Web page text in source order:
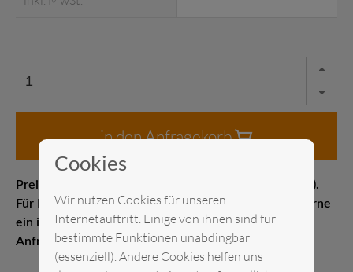
in den Anfragekorb
Preis pro Stück Messelistenpreis (1–21 Kalendertage).
Für Kurz- oder Langzeitmieten erstellen wir Ihnen gerne
ein individuelles Angebot. Senden Sie uns gerne eine
Anfrage.
Cookies
Wir nutzen Cookies für unseren
Internetauftritt. Einige von ihnen sind für
bestimmte Funktionen unabdingbar
(essenziell). Andere Cookies helfen uns